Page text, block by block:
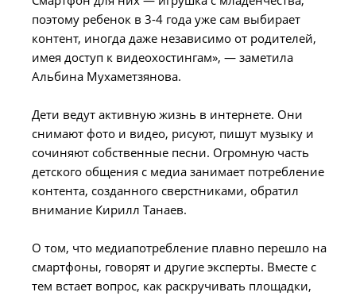
поэтому ребенок в 3-4 года уже сам выбирает
контент, иногда даже независимо от родителей,
имея доступ к видеохостингам», — заметила
Альбина Мухаметзянова.
Дети ведут активную жизнь в интернете. Они
снимают фото и видео, рисуют, пишут музыку и
сочиняют собственные песни. Огромную часть
детского общения с медиа занимает потребление
контента, созданного сверстниками, обратил
внимание Кирилл Танаев.
О том, что медиапотребление плавно перешло на
смартфоны, говорят и другие эксперты. Вместе с
тем встает вопрос, как раскручивать площадки,